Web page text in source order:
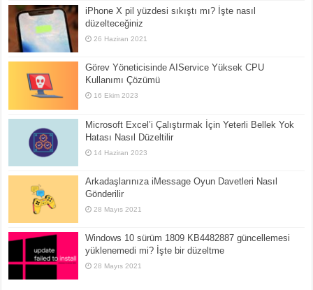
iPhone X pil yüzdesi sıkıştı mı? İşte nasıl
düzelteceğiniz
26 Haziran 2021
Görev Yöneticisinde AIService Yüksek CPU
Kullanımı Çözümü
16 Ekim 2023
Microsoft Excel’i Çalıştırmak İçin Yeterli Bellek Yok
Hatası Nasıl Düzeltilir
14 Haziran 2023
Arkadaşlarınıza iMessage Oyun Davetleri Nasıl
Gönderilir
28 Mayıs 2021
Windows 10 sürüm 1809 KB4482887 güncellemesi
yüklenemedi mi? İşte bir düzeltme
28 Mayıs 2021